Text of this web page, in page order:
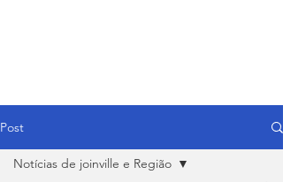
Post
Notícias de joinville e Região